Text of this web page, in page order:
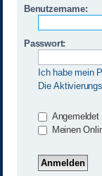
Benutzername:
Passwort:
Ich habe mein
Die
Angemeldet
Meinen